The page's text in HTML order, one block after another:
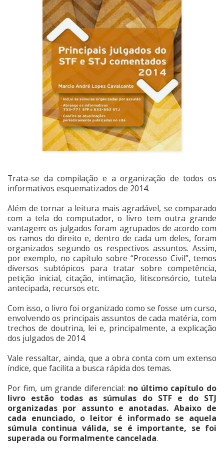
Trata-se da compilação e a organização de todos os
informativos esquematizados de 2014.
Além de tornar a leitura mais agradável, se comparado
com a tela do computador, o livro tem outra grande
vantagem: os julgados foram agrupados de acordo com
os ramos do direito e, dentro de cada um deles, foram
organizados segundo os respectivos assuntos. Assim,
por exemplo, no capítulo sobre “Processo Civil”, temos
diversos subtópicos para tratar sobre competência,
petição inicial, citação, intimação, litisconsórcio, tutela
antecipada, recursos etc.
Com isso, o livro foi organizado como se fosse um curso,
envolvendo os principais assuntos de cada matéria, com
trechos de doutrina, lei e, principalmente, a explicação
dos julgados de 2014.
Vale ressaltar, ainda, que a obra conta com um extenso
índice, que facilita a busca rápida dos temas.
Por fim, um grande diferencial: no último capítulo do
livro estão todas as súmulas do STF e do STJ
organizadas por assunto e anotadas. Abaixo de
cada enunciado, o leitor é informado se aquela
súmula continua válida, se é importante, se foi
superada ou formalmente cancelada.